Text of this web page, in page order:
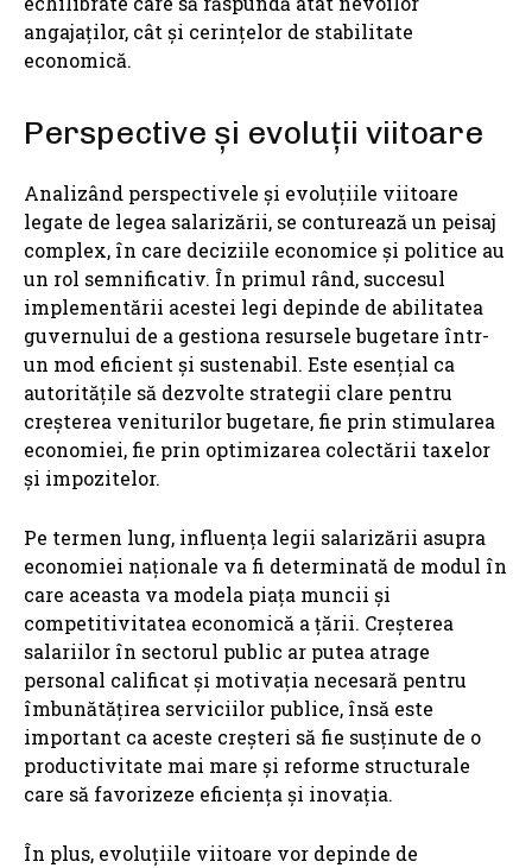
angajaților, cât și cerințelor de stabilitate
economică.
Perspective și evoluții viitoare
Analizând perspectivele și evoluțiile viitoare
legate de legea salarizării, se conturează un peisaj
complex, în care deciziile economice și politice au
un rol semnificativ. În primul rând, succesul
implementării acestei legi depinde de abilitatea
guvernului de a gestiona resursele bugetare într-
un mod eficient și sustenabil. Este esențial ca
autoritățile să dezvolte strategii clare pentru
creșterea veniturilor bugetare, fie prin stimularea
economiei, fie prin optimizarea colectării taxelor
și impozitelor.
Pe termen lung, influența legii salarizării asupra
economiei naționale va fi determinată de modul în
care aceasta va modela piața muncii și
competitivitatea economică a țării. Creșterea
salariilor în sectorul public ar putea atrage
personal calificat și motivația necesară pentru
îmbunătățirea serviciilor publice, însă este
important ca aceste creșteri să fie susținute de o
productivitate mai mare și reforme structurale
care să favorizeze eficiența și inovația.
În plus, evoluțiile viitoare vor depinde de